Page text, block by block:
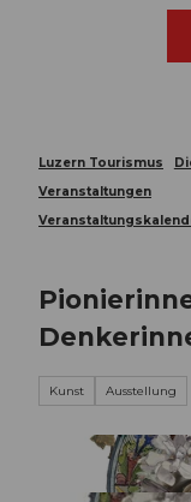
Luzern Tourismus
Veranstaltungen
Kunst Ausstellung